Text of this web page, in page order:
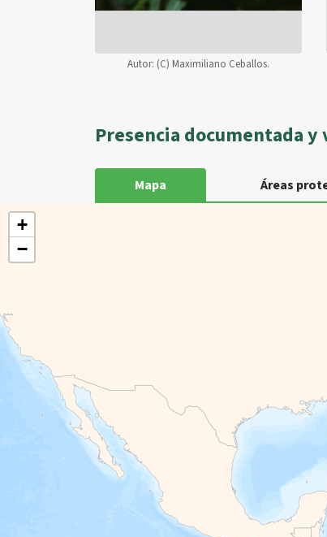
Autor: (C) Maximiliano Ceballos.
Presencia documentada y
Mapa Áreas
+
−